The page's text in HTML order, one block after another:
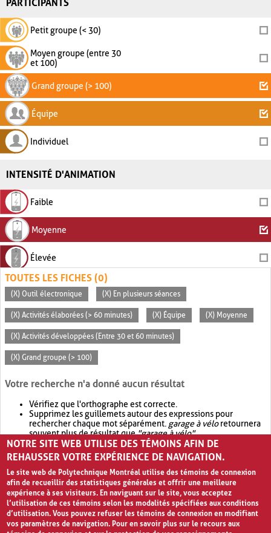
PARTICIPANTS
Petit groupe (< 30)
Moyen groupe (entre 30
et 100)
Grand groupe (> 100)
Équipe
Individuel
INTENSITÉ D'ANIMATION
Faible
Moyenne
Élevée
TOUTES LES FICHES (0)
(X) Outil électronique (X) En plusieurs séances
(X) Activités élaborées (> 60 minutes) (X) Équipe (X) Moyenne
(X) Activités développées (Entre 30 et 60 minutes)
(X) Grand groupe (> 100)
Votre recherche n'a donné aucun résultat
Vérifiez que l'orthographe est correcte.
Supprimez les guillemets autour des expressions pour
rechercher chaque mot séparément. garage à véloretournera
souvent plus de résultat que"garage à vélo".
Envisagez d'élargir votre recherche avec OR.garage OR vélo
retournera souvent plus de résultat quegarage à vélo
NOTRE SITE WEB UTILISE DES TÉMOINS AFIN DE
REHAUSSER VOTRE EXPÉRIENCE DE NAVIGATION.
Le site web de Polytechnique Montréal utilise des témoins de connexion
afin de recueillir des statistiques générales et offrir une meilleure
expérience à ses visiteurs. En naviguant sur le site, vous acceptez
l’utilisation de ces témoins selon les modalités spécifiées aux conditions
d’utilisation. Vous pouvez refuser les témoins de connexion en modifiant
vos paramètres de navigation. Pour en savoir plus sur le recours aux